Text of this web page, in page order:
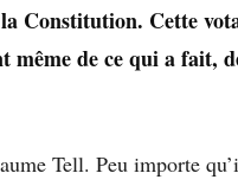
Constitution. Cette
de ce qui a fait,
Tell. Peu importe